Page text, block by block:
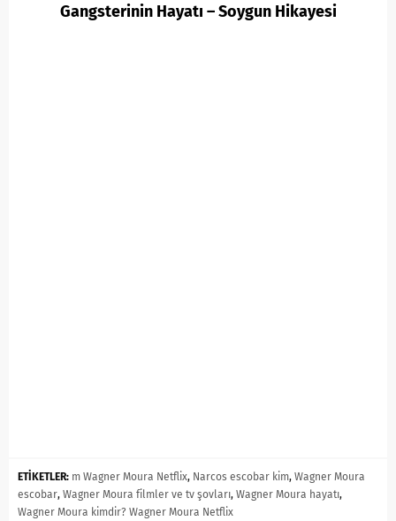
Gangsterinin Hayatı – Soygun Hikayesi
ETİKETLER: m Wagner Moura Netflix, Narcos escobar kim, Wagner Moura
escobar, Wagner Moura filmler ve tv şovları, Wagner Moura hayatı,
Wagner Moura kimdir? Wagner Moura Netflix